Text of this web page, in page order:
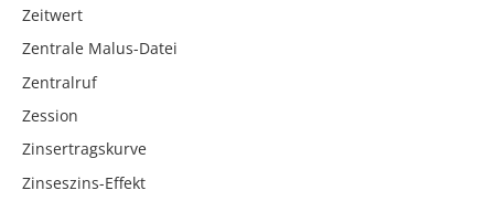
Zeitwert
Zentrale Malus-Datei
Zentralruf
Zession
Zinsertragskurve
Zinseszins-Effekt